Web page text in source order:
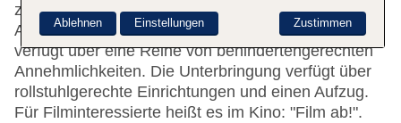
zum Internet. Hilfestellung bei der Buchung von
Ausflügen wird am Tourdesk geboten. Die Anlage
verfügt über eine Reihe von behindertengerechten
Annehmlichkeiten. Die Unterbringung verfügt über
rollstuhlgerechte Einrichtungen und einen Aufzug.
Für Filminteressierte heißt es im Kino: "Film ab!".
Zustimmen
Ablehnen Einstellungen